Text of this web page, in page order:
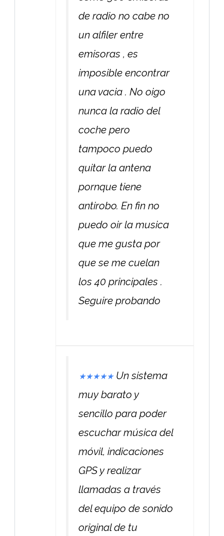
de radio no cabe no
un alfiler entre
emisoras , es
imposible encontrar
una vacia . No oigo
nunca la radio del
coche pero
tampoco puedo
quitar la antena
pornque tiene
antirobo. En fin no
puedo oir la musica
que me gusta por
que se me cuelan
los 40 principales .
Seguire probando
★★★★★ Un sistema
muy barato y
sencillo para poder
escuchar música del
móvil, indicaciones
GPS y realizar
llamadas a través
del equipo de sonido
original de tu